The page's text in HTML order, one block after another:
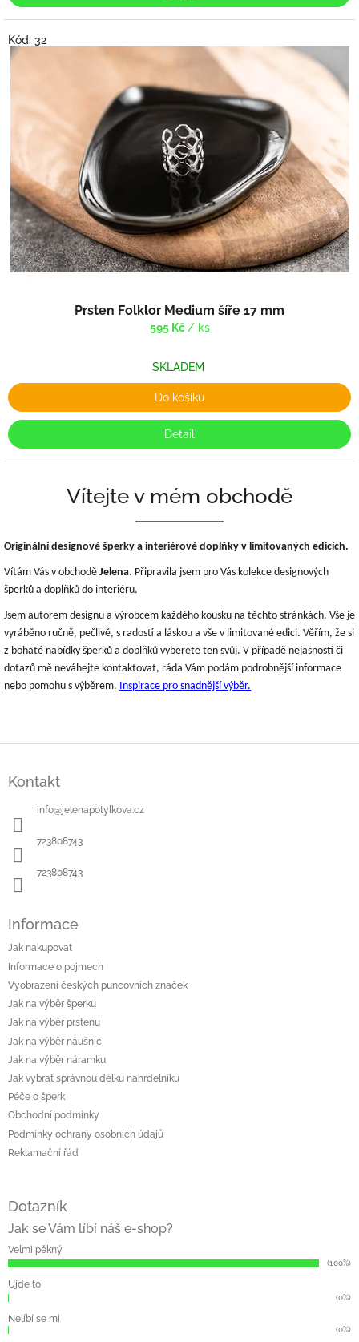
Prsten Folklor Medium šíře 17 mm
595 Kč / ks
SKLADEM
Do košíku
Detail
Kód: 32
Vítejte v mém obchodě
Originální designové šperky a interiérové doplňky v limitovaných edicích.
Vítám Vás v obchodě Jelena. Připravila jsem pro Vás kolekce designových
šperků a doplňků do interiéru.
Jsem autorem designu a výrobcem každého kousku na těchto stránkách. Vše je
vyráběno ručně, pečlivě, s radostí a láskou a vše v limitované edici. Věřím, že si
z bohaté nabídky šperků a doplňků vyberete ten svůj. V případě nejasností či
dotazů mě neváhejte kontaktovat, ráda Vám podám podrobnější informace
nebo pomohu s výběrem. Inspirace pro snadnější výběr.
Kontakt
info@jelenapotylkova.cz
723808743
723808743
Informace
Jak nakupovat
Informace o pojmech
Vyobrazení českých puncovních značek
Jak na výběr šperku
Jak na výběr prstenu
Jak na výběr náušnic
Jak na výběr náramku
Jak vybrat správnou délku náhrdelníku
Péče o šperk
Obchodní podmínky
Podmínky ochrany osobních údajů
Reklamační řád
Dotazník
Jak se Vám líbí náš e-shop?
Velmi pěkný
(100%)
Ujde to
(0%)
Nelíbí se mi
(0%)